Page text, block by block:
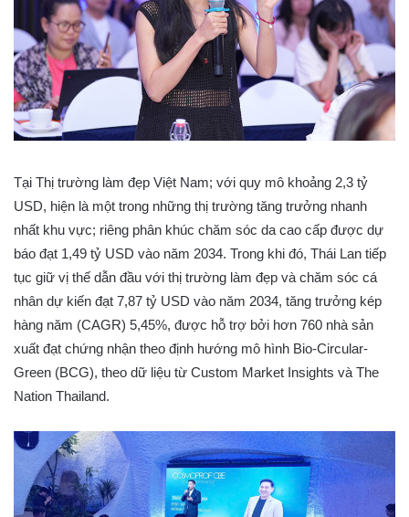
Tại Thị trường làm đẹp Việt Nam; với quy mô khoảng 2,3 tỷ
USD, hiện là một trong những thị trường tăng trưởng nhanh
nhất khu vực; riêng phân khúc chăm sóc da cao cấp được dự
báo đạt 1,49 tỷ USD vào năm 2034. Trong khi đó, Thái Lan tiếp
tục giữ vị thế dẫn đầu với thị trường làm đẹp và chăm sóc cá
nhân dự kiến đạt 7,87 tỷ USD vào năm 2034, tăng trưởng kép
hàng năm (CAGR) 5,45%, được hỗ trợ bởi hơn 760 nhà sản
xuất đạt chứng nhận theo định hướng mô hình Bio-Circular-
Green (BCG), theo dữ liệu từ Custom Market Insights và The
Nation Thailand.